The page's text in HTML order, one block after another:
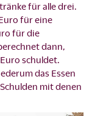
für alle drei.
für eine
für die
dann,
schuldet.
das Essen
mit denen